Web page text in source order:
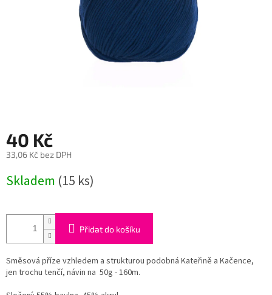
40 Kč
33,06 Kč bez DPH
cena:
Skladem (15 ks)
Přidat do košíku
Směsová příze vzhledem a strukturou podobná Kateřině a Kačence,
jen trochu tenčí, návin na 50g - 160m.